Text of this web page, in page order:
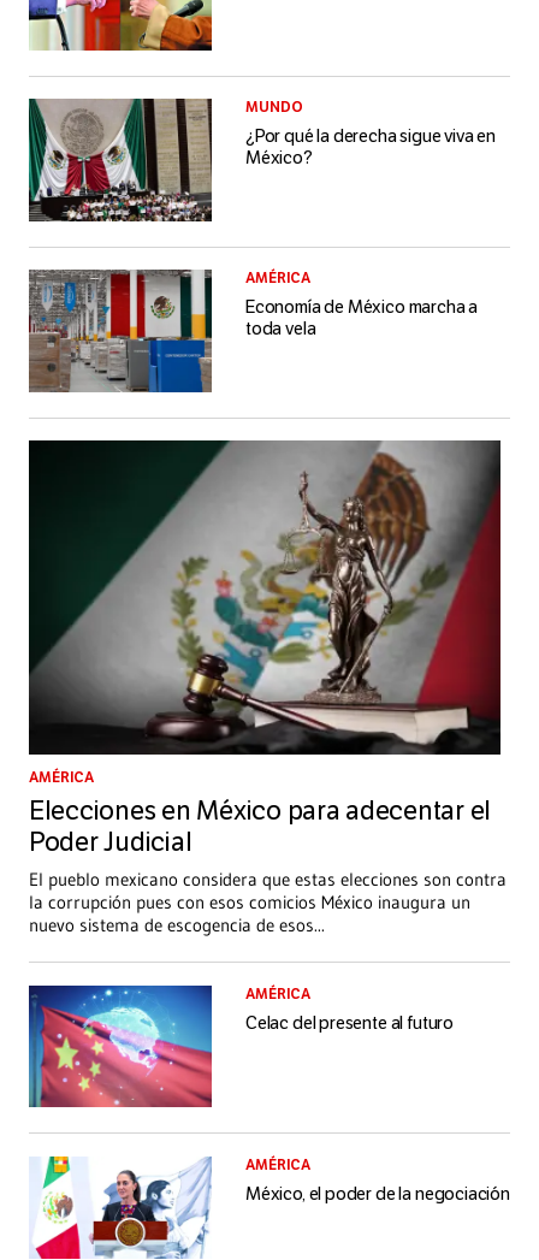
MUNDO
¿Por qué la derecha sigue viva en
México?
AMÉRICA
Economía de México marcha a
toda vela
AMÉRICA
Elecciones en México para adecentar el
Poder Judicial
El pueblo mexicano considera que estas elecciones son contra
la corrupción pues con esos comicios México inaugura un
nuevo sistema de escogencia de esos...
AMÉRICA
Celac del presente al futuro
AMÉRICA
México, el poder de la negociación